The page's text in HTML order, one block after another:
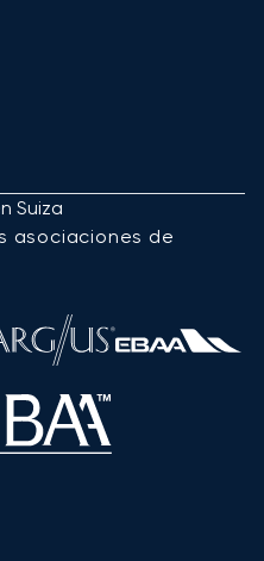
Suiza
asociaciones de